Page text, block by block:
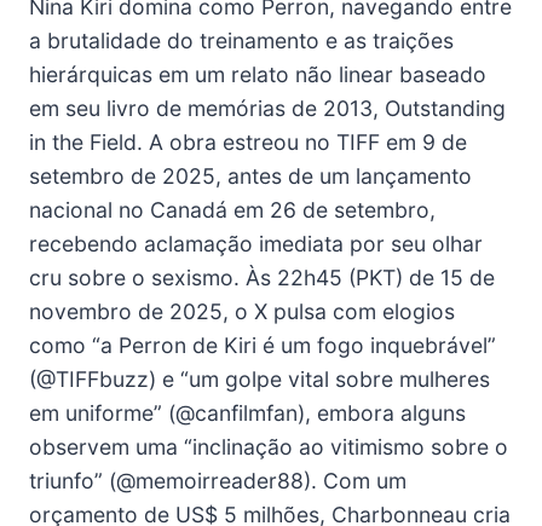
Nina Kiri domina como Perron, navegando entre
a brutalidade do treinamento e as traições
hierárquicas em um relato não linear baseado
em seu livro de memórias de 2013, Outstanding
in the Field. A obra estreou no TIFF em 9 de
setembro de 2025, antes de um lançamento
nacional no Canadá em 26 de setembro,
recebendo aclamação imediata por seu olhar
cru sobre o sexismo. Às 22h45 (PKT) de 15 de
novembro de 2025, o X pulsa com elogios
como “a Perron de Kiri é um fogo inquebrável”
(@TIFFbuzz) e “um golpe vital sobre mulheres
em uniforme” (@canfilmfan), embora alguns
observem uma “inclinação ao vitimismo sobre o
triunfo” (@memoirreader88). Com um
orçamento de US$ 5 milhões, Charbonneau cria